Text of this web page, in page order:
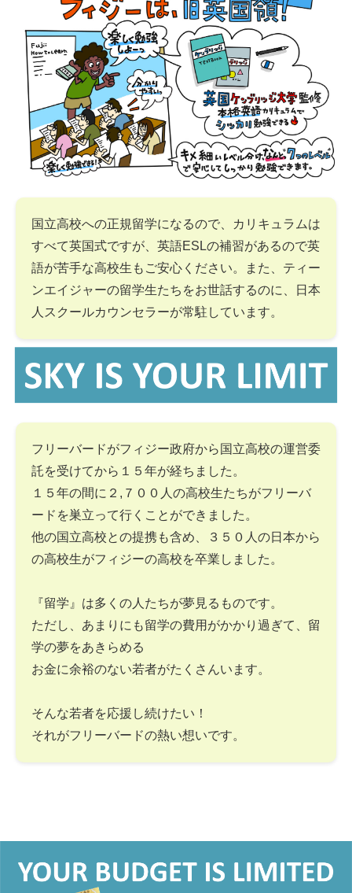
国立高校への正規留学になるので、カリキュラムは
すべて英国式ですが、英語ESLの補習があるので英
語が苦手な高校生もご安心ください。また、ティー
ンエイジャーの留学生たちをお世話するのに、日本
人スクールカウンセラーが常駐しています。
フリーバードがフィジー政府から国立高校の運営委
託を受けてから１５年が経ちました。
１５年の間に２,７００人の高校生たちがフリーバ
ードを巣立って行くことができました。
他の国立高校との提携も含め、３５０人の日本から
の高校生がフィジーの高校を卒業しました。
『留学』は多くの人たちが夢見るものです。
ただし、あまりにも留学の費用がかかり過ぎて、留
学の夢をあきらめる
お金に余裕のない若者がたくさんいます。
そんな若者を応援し続けたい！
それがフリーバードの熱い想いです。